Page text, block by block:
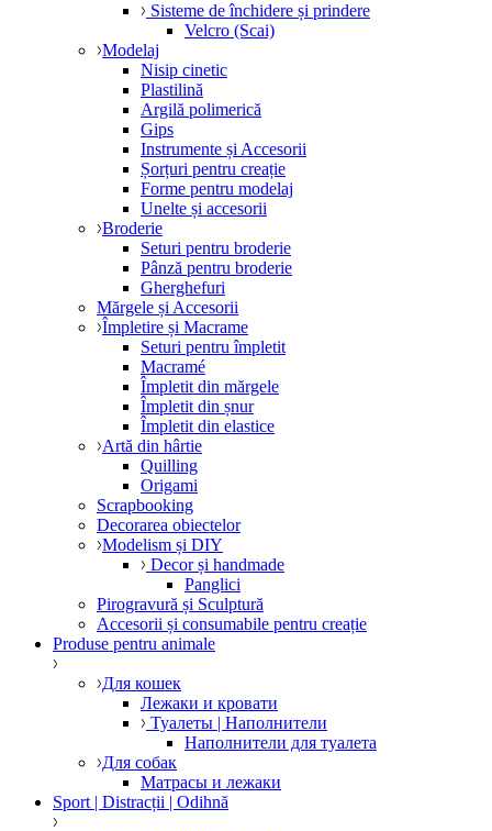
Sisteme de închidere și prindere
Velcro (Scai)
Modelaj
Nisip cinetic
Plastilină
Argilă polimerică
Gips
Instrumente și Accesorii
Șorțuri pentru creație
Forme pentru modelaj
Unelte și accesorii
Broderie
Seturi pentru broderie
Pânză pentru broderie
Gherghefuri
Mărgele și Accesorii
Împletire și Macrame
Seturi pentru împletit
Macramé
Împletit din mărgele
Împletit din șnur
Împletit din elastice
Artă din hârtie
Quilling
Origami
Scrapbooking
Decorarea obiectelor
Modelism și DIY
Decor și handmade
Panglici
Pirogravură și Sculptură
Accesorii și consumabile pentru creație
Produse pentru animale
Для кошек
Лежаки и кровати
Туалеты | Наполнители
Наполнители для туалета
Для собак
Матрасы и лежаки
Sport | Distracții | Odihnă